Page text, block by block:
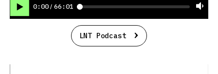
0:00 / 66:01
LNT Podcast